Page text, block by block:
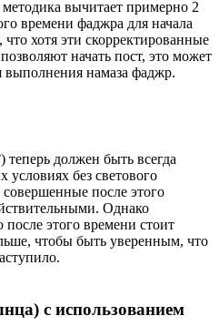
вычитает примерно 2
времени фаджра для начала
хотя эти скорректированные
начать пост, это может
намаза фаджр.
должен быть всегда
без светового
после этого
Однако
после этого времени стоит
чтобы быть уверенным, что
с использованием